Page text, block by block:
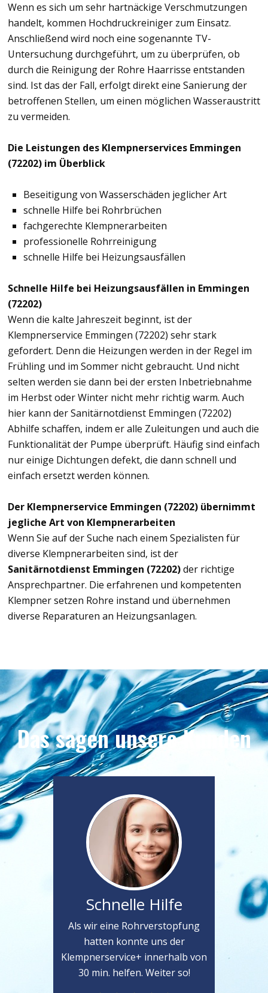
Wenn es sich um sehr hartnäckige Verschmutzungen
handelt, kommen Hochdruckreiniger zum Einsatz.
Anschließend wird noch eine sogenannte TV-
Untersuchung durchgeführt, um zu überprüfen, ob
durch die Reinigung der Rohre Haarrisse entstanden
sind. Ist das der Fall, erfolgt direkt eine Sanierung der
betroffenen Stellen, um einen möglichen Wasseraustritt
zu vermeiden.
Die Leistungen des Klempnerservices Emmingen
(72202) im Überblick
Beseitigung von Wasserschäden jeglicher Art
schnelle Hilfe bei Rohrbrüchen
fachgerechte Klempnerarbeiten
professionelle Rohrreinigung
schnelle Hilfe bei Heizungsausfällen
Schnelle Hilfe bei Heizungsausfällen in Emmingen
(72202)
Wenn die kalte Jahreszeit beginnt, ist der
Klempnerservice Emmingen (72202) sehr stark
gefordert. Denn die Heizungen werden in der Regel im
Frühling und im Sommer nicht gebraucht. Und nicht
selten werden sie dann bei der ersten Inbetriebnahme
im Herbst oder Winter nicht mehr richtig warm. Auch
hier kann der Sanitärnotdienst Emmingen (72202)
Abhilfe schaffen, indem er alle Zuleitungen und auch die
Funktionalität der Pumpe überprüft. Häufig sind einfach
nur einige Dichtungen defekt, die dann schnell und
einfach ersetzt werden können.
Der Klempnerservice Emmingen (72202) übernimmt
jegliche Art von Klempnerarbeiten
Wenn Sie auf der Suche nach einem Spezialisten für
diverse Klempnerarbeiten sind, ist der
Sanitärnotdienst Emmingen (72202)der richtige
Ansprechpartner. Die erfahrenen und kompetenten
Klempner setzen Rohre instand und übernehmen
diverse Reparaturen an Heizungsanlagen.
Das sagen unsere Kunden
Schnelle Hilfe
Als wir eine Rohrverstopfung
hatten konnte uns der
Klempnerservice+ innerhalb von
30 min. helfen. Weiter so!